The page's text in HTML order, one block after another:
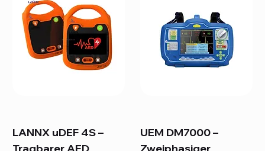
LANNX uDEF 4S –
Tragbarer AED
UEM DM7000 –
Zweiphasiger